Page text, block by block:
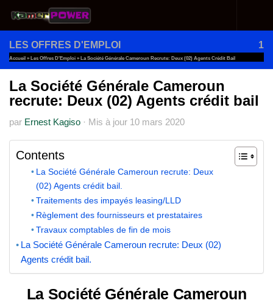
Au dessous du contenu
LES OFFRES D'EMPLOI 1
Accueil » Les Offres D'Emploi » La Société Générale Cameroun Recrute: Deux (02) Agents Crédit Bail
La Société Générale Cameroun
recrute: Deux (02) Agents crédit bail
par Ernest Kagiso · Mis à jour 10 mars 2020
Contents
La Société Générale Cameroun recrute: Deux
(02) Agents crédit bail.
Traitements des impayés leasing/LLD
Règlement des fournisseurs et prestataires
Travaux comptables de fin de mois
La Société Générale Cameroun recrute: Deux (02)
Agents crédit bail.
La Société Générale Cameroun